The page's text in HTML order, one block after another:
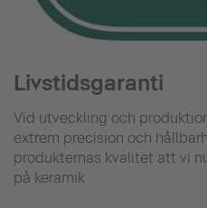
Livstidsgaranti
Vid utveckling och
extrem precision och
produkternas kvalitet att vi
på keramik